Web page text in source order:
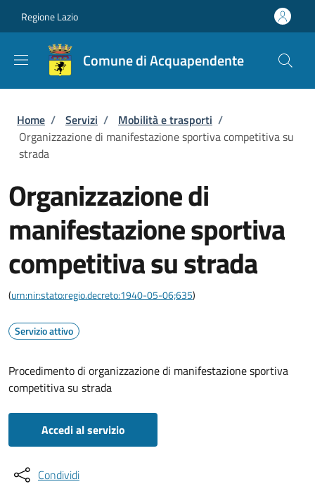
Regione Lazio
Comune di Acquapendente
Briciole di pane
Home / Servizi / Mobilità e trasporti /
Organizzazione di manifestazione sportiva competitiva su
strada
Organizzazione di
manifestazione sportiva
competitiva su strada
(urn:nir:stato:regio.decreto:1940-05-06;635)
Servizio attivo
Procedimento di organizzazione di manifestazione sportiva
competitiva su strada
Accedi al servizio
Condividi